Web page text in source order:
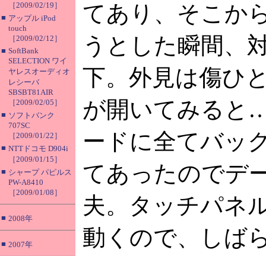
［2009/02/19］
■ アップル iPod
touch
［2009/02/12］
■ SoftBank
SELECTION ワイ
ヤレスオーディオ
レシーバ
SBSBT81AIR
［2009/02/05］
■ ソフトバンク
707SC
［2009/01/22］
■ NTTドコモ D904i
［2009/01/15］
■ シャープ パピルス
PW-A8410
［2009/01/08］
■ 2008年
■ 2007年
てあり、そこか
うとした瞬間、
下。外見は傷ひ
が開いてみる
ードに全てバッ
てあったのでデ
夫。タッチパネ
動くので、しば